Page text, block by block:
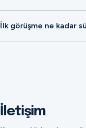
İlk görüşme ne kadar
İletişim